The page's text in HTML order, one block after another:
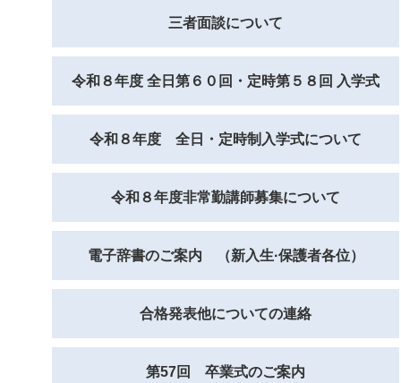
三者面談について
令和８年度 全日第６０回・定時第５８回 入学式
令和８年度 全日・定時制入学式について
令和８年度非常勤講師募集について
電子辞書のご案内 （新入生·保護者各位）
合格発表他についての連絡
第57回 卒業式のご案内